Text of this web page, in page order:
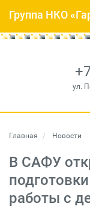
ул.
Группа НКО
Главная Новости
В САФУ
работы с